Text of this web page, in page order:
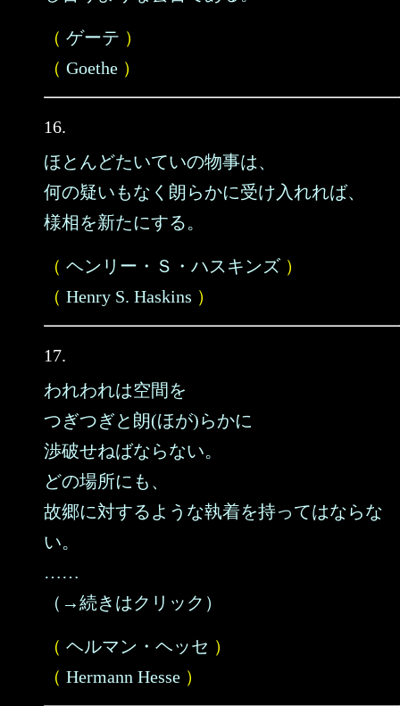
（ ゲーテ ）
（ Goethe ）
16.
ほとんどたいていの物事は、
何の疑いもなく朗らかに受け入れれば、
様相を新たにする。
（ ヘンリー・Ｓ・ハスキンズ ）
（ Henry S. Haskins ）
17.
われわれは空間を
つぎつぎと朗(ほが)らかに
渉破せねばならない。
どの場所にも、
故郷に対するような執着を持ってはならな
い。
……
（→続きはクリック）
（ ヘルマン・ヘッセ ）
（ Hermann Hesse ）